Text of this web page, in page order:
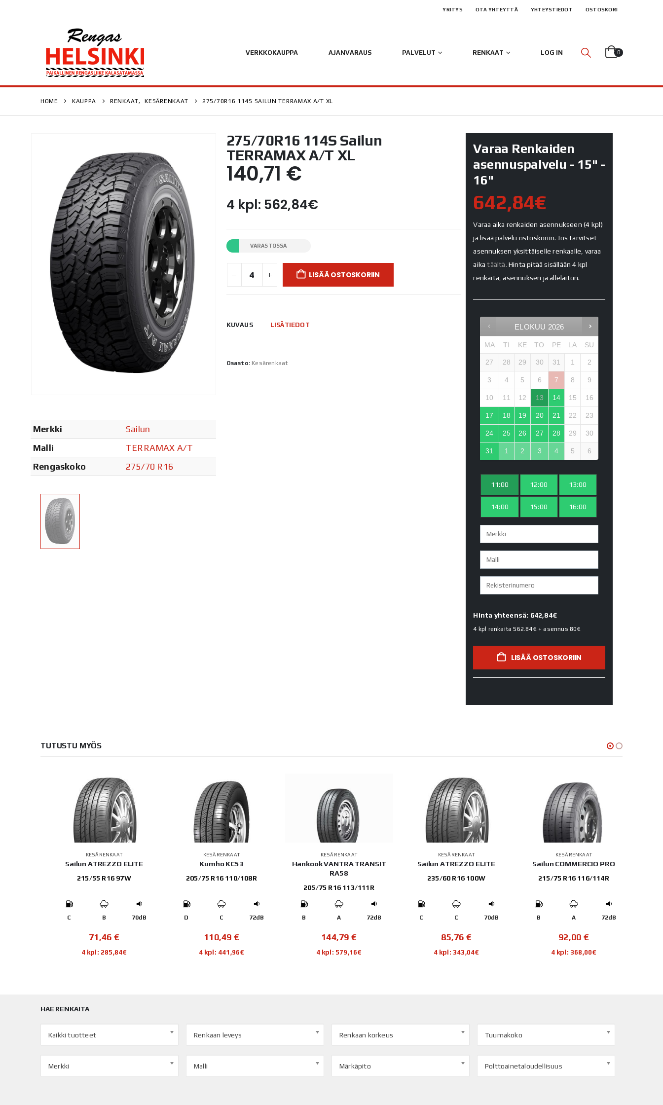
YRITYS OTA YHTEYTTÄ YHTEYSTIEDOT OSTOSKORI
VERKKOKAUPPA AJANVARAUS PALVELUT RENKAAT LOG IN 0
HOME KAUPPA RENKAAT, KESÄRENKAAT 275/70R16 114S SAILUN TERRAMAX A/T XL
Merkki
Sailun
Malli
TERRAMAX A/T
Rengaskoko
275/70 R16
275/70R16 114S Sailun
TERRAMAX A/T XL
140,71 €
4 kpl: 562,84€
VARASTOSSA
LISÄÄ OSTOSKORIIN
KUVAUS LISÄTIEDOT
Osasto: Kesärenkaat
Varaa Renkaiden
asennuspalvelu - 15" -
16"
642,84€
Varaa aika renkaiden asennukseen (4 kpl)
ja lisää palvelu ostoskoriin. Jos tarvitset
asennuksen yksittäiselle renkaalle, varaa
aikatäältä. Hinta pitää sisällään 4 kpl
renkaita, asennuksen ja allelaiton.
ELOKUU 2026
MA TI KE TO PE LA SU
27 28 29 30 31 1 2
3 4 5 6 7 8 9
10 11 12 13 14 15 16
17 18 19 20 21 22 23
24 25 26 27 28 29 30
31 1 2 3 4 5 6
11:00 12:00 13:00
14:00 15:00 16:00
Hinta yhteensä: 642,84€
4 kpl renkaita562.84€+ asennus80€
LISÄÄ OSTOSKORIIN
TUTUSTU MYÖS
KESÄRENKAAT
Sailun ATREZZO ELITE
215/55 R16 97W
C B 70dB
71,46 €
4 kpl: 285,84€
KESÄRENKAAT
Kumho KC53
205/75 R16 110/108R
D C 72dB
110,49 €
4 kpl: 441,96€
KESÄRENKAAT
Hankook VANTRA TRANSIT
RA58
205/75 R16 113/111R
B A 72dB
144,79 €
4 kpl: 579,16€
KESÄRENKAAT
Sailun ATREZZO ELITE
235/60 R16 100W
C C 70dB
85,76 €
4 kpl: 343,04€
KESÄRENKAAT
Sailun COMMERCIO PRO
215/75 R16 116/114R
B A 72dB
92,00 €
4 kpl: 368,00€
HAE RENKAITA
Kaikki tuotteet Renkaan leveys Renkaan korkeus Tuumakoko
Merkki Malli Märkäpito Polttoainetaloudellisuus